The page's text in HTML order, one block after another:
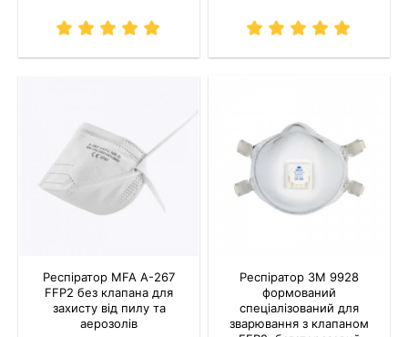
Респіратор MFA A-267
FFP2 без клапана для
захисту від пилу та
аерозолів
Респіратор 3M 9928
формований
спеціалізований для
зварювання з клапаном